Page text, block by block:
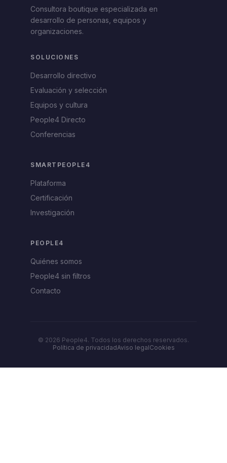
Consultora boutique especializada en
desarrollo de personas, equipos y
organizaciones.
SOLUCIONES
Desarrollo directivo
Evaluación y selección
Equipos y cultura
People4 Directo
Conferencias
SMARTPEOPLE4
Plataforma
Certificación
Investigación
PEOPLE4
Quiénes somos
People4 sin filtros
Contacto
© 2026 People4. Todos los derechos reservados.
Política de privacidadAviso legalCookies